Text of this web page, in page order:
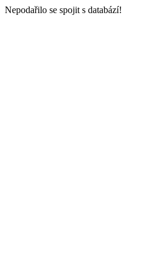
Nepodařilo se spojit s databází!